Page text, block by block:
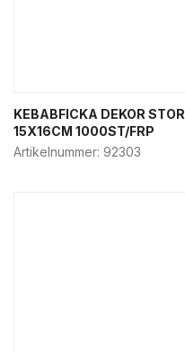
KEBABFICKA DEKOR STOR
15X16CM 1000ST/FRP
Artikelnummer: 92303